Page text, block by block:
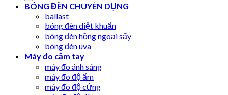
BÓNG ĐÈN CHUYÊN DỤNG
ballast
bóng đèn diệt khuẩn
bóng đèn hồng ngoại sấy
bóng đèn uva
Máy đo cầm tay
máy đo ánh sáng
máy đo độ ẩm
máy đo độ cứng